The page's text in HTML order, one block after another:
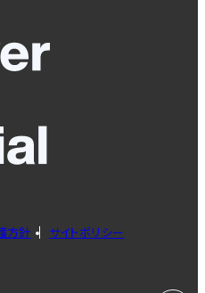
方針 サイトポリシー